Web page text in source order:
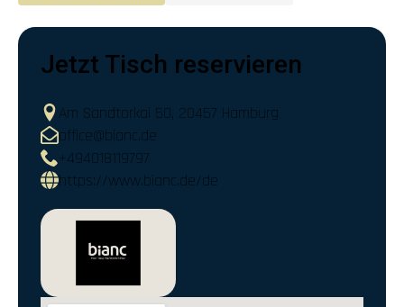
Jetzt Tisch reservieren
Am Sandtorkai 50, 20457 Hamburg
office@bianc.de
+494018119797
https://www.bianc.de/de